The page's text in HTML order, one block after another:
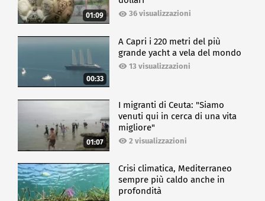
01:09 36 visualizzazioni
00:33
A Capri i 220 metri del più
grande yacht a vela del mondo
13 visualizzazioni
01:07
I migranti di Ceuta: "Siamo
venuti qui in cerca di una vita
migliore"
2 visualizzazioni
Crisi climatica, Mediterraneo
sempre più caldo anche in
profondità